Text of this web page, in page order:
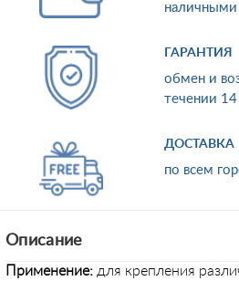
наличными
ГАРАНТИЯ
обмен и
течении
ДОСТАВКА
по всем
Описание
Применение: для крепления